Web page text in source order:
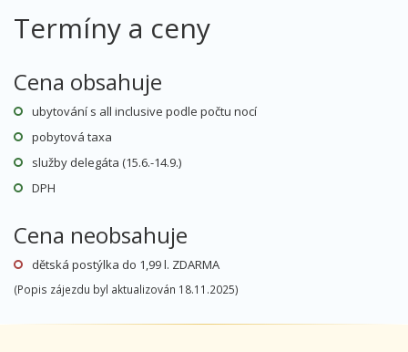
Termíny a ceny
Cena obsahuje
ubytování s all inclusive podle počtu nocí
pobytová taxa
služby delegáta (15.6.-14.9.)
DPH
Cena neobsahuje
dětská postýlka do 1,99 l. ZDARMA
(Popis zájezdu byl aktualizován 18.11.2025)